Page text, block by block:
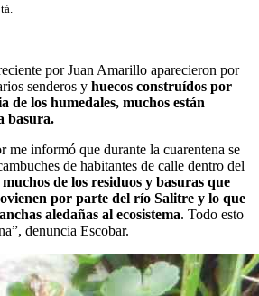
por Juan Amarillo aparecieron por
senderos y huecos construídos por
de los humedales, muchos están
basura.
me informó que durante la cuarentena se
de habitantes de calle dentro del
de los residuos y basuras que
por parte del río Salitre y lo que
aledañas al ecosistema. Todo esto
denuncia Escobar.